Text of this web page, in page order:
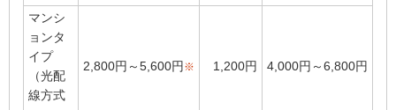
マンシ
ョンタ
イプ
（光配
線方式
2,800円～5,600円 ※ 1,200円 4,000円～6,800円